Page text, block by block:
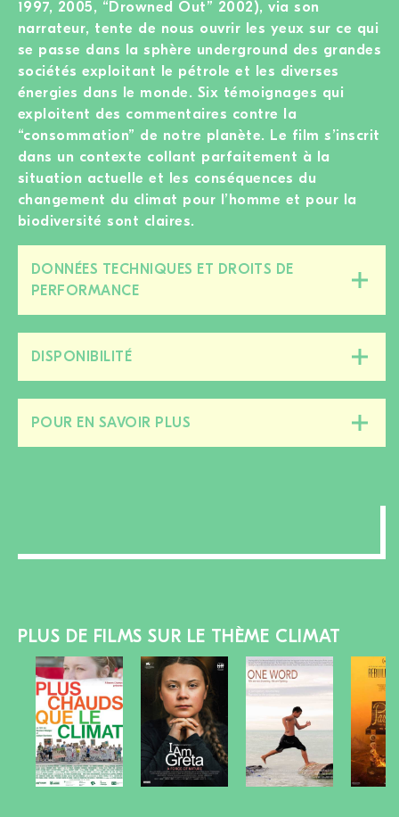
1997, 2005, “Drowned Out” 2002), via son
narrateur, tente de nous ouvrir les yeux sur ce qui
se passe dans la sphère underground des grandes
sociétés exploitant le pétrole et les diverses
énergies dans le monde. Six témoignages qui
exploitent des commentaires contre la
“consommation” de notre planète. Le film s’inscrit
dans un contexte collant parfaitement à la
situation actuelle et les conséquences du
changement du climat pour l’homme et pour la
biodiversité sont claires.
DONNÉES TECHNIQUES ET DROITS DE
PERFORMANCE
DISPONIBILITÉ
cette
section
POUR EN SAVOIR PLUS
cette
PLUS DE FILMS SUR LE THÈME CLIMAT